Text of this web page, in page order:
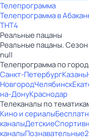
Телепрограмма
Телепрограмма в
ТНТ4
Реальные пацаны
Реальные пацаны. Сезон
null
Телепрограмма по
Санкт-ПетербургКазань
НовгородЧелябинск
на-ДонуКраснодар
Телеканалы по
Кино и сериалы
каналыДетские
каналыПознавательные